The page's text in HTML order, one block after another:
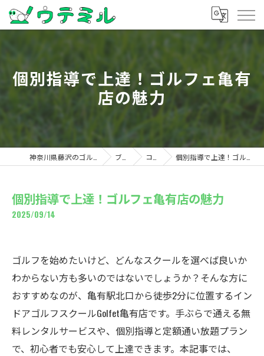
個別指導で上達！ゴルフェ亀有
店の魅力
ブログ コラム 個別指導で上達！ゴルフェ亀有店の魅力
個別指導で上達！ゴルフェ亀有店の魅力
2025/09/14
ゴルフを始めたいけど、どんなスクールを選べば良いか
わからない方も多いのではないでしょうか？そんな方に
おすすめなのが、亀有駅北口から徒歩2分に位置するイン
ドアゴルフスクールGolfet亀有店です。手ぶらで通える無
料レンタルサービスや、個別指導と定額通い放題プラン
で、初心者でも安心して上達できます。本記事では、